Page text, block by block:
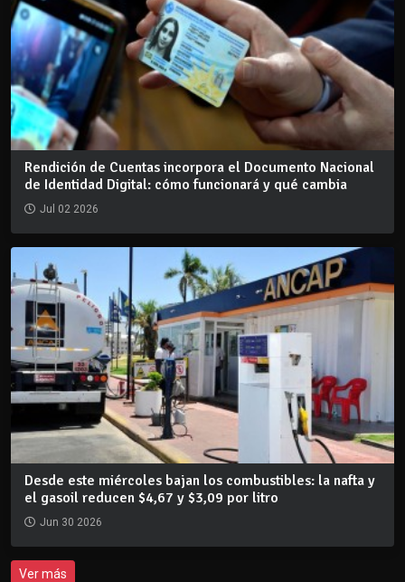
Rendición de Cuentas incorpora el Documento Nacional
de Identidad Digital: cómo funcionará y qué cambia
Jul 02 2026
Desde este miércoles bajan los combustibles: la nafta y
el gasoil reducen $4,67 y $3,09 por litro
Jun 30 2026
Ver más